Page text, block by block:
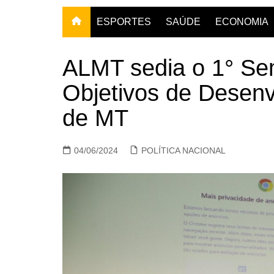
ESPORTES SAÚDE ECONOMIA
ALMT sedia o 1°
Objetivos de
de MT
04/06/2024 POLÍTICA NACIONAL